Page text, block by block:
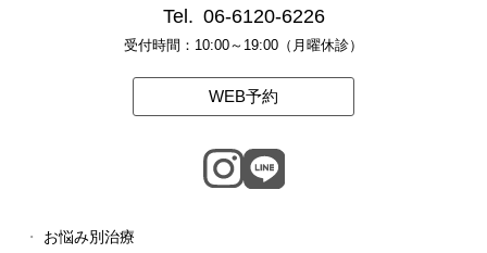
Tel. 06-6120-6226
受付時間：10:00～19:00（月曜休診）
WEB予約
お悩み別治療